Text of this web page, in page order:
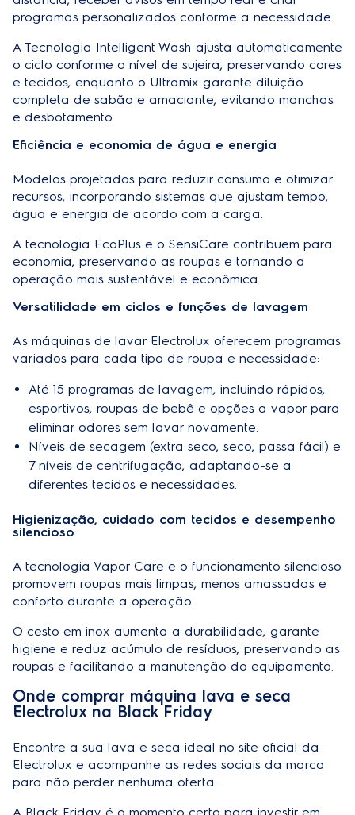
programas personalizados conforme a necessidade.
A Tecnologia Intelligent Wash ajusta automaticamente
o ciclo conforme o nível de sujeira, preservando cores
e tecidos, enquanto o Ultramix garante diluição
completa de sabão e amaciante, evitando manchas
e desbotamento.
Eficiência e economia de água e energia
Modelos projetados para reduzir consumo e otimizar
recursos, incorporando sistemas que ajustam tempo,
água e energia de acordo com a carga.
A tecnologia EcoPlus e o SensiCare contribuem para
economia, preservando as roupas e tornando a
operação mais sustentável e econômica.
Versatilidade em ciclos e funções de lavagem
As máquinas de lavar Electrolux oferecem programas
variados para cada tipo de roupa e necessidade:
Até 15 programas de lavagem, incluindo rápidos,
esportivos, roupas de bebê e opções a vapor para
eliminar odores sem lavar novamente.
Níveis de secagem (extra seco, seco, passa fácil) e
7 níveis de centrifugação, adaptando-se a
diferentes tecidos e necessidades.
Higienização, cuidado com tecidos e desempenho
silencioso
A tecnologia Vapor Care e o funcionamento silencioso
promovem roupas mais limpas, menos amassadas e
conforto durante a operação.
O cesto em inox aumenta a durabilidade, garante
higiene e reduz acúmulo de resíduos, preservando as
roupas e facilitando a manutenção do equipamento.
Onde comprar máquina lava e seca
Electrolux na Black Friday
Encontre a sua lava e seca ideal no site oficial da
Electrolux e acompanhe as redes sociais da marca
para não perder nenhuma oferta.
A Black Friday é o momento certo para investir em